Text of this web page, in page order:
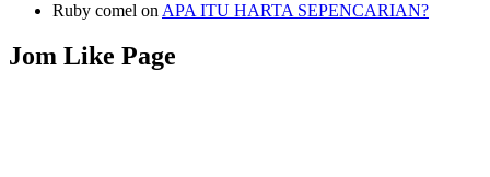
Ruby comel on APA ITU HARTA SEPENCARIAN?
Jom Like Page